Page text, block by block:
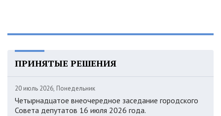
ПРИНЯТЫЕ РЕШЕНИЯ
20 июль 2026, Понедельник
Четырнадцатое внеочередное заседание городского
Совета депутатов 16 июля 2026 года.